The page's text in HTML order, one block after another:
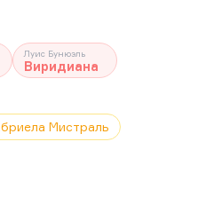
Луис Бунюэль
Виридиана
Мистраль